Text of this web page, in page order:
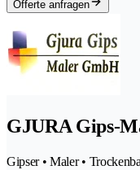
Offerte anfragen
GJURA Gips-
Gipser • Maler •